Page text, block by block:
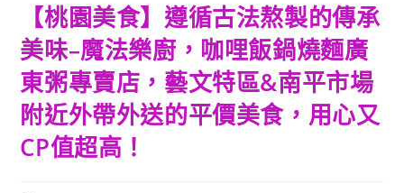
【桃園美食】遵循古法熬製的傳承
美味–魔法樂廚，咖哩飯鍋燒麵廣
東粥專賣店，藝文特區&南平市場
附近外帶外送的平價美食，用心又
CP值超高！